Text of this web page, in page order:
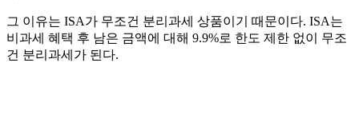
그 이유는 ISA가 무조건 분리과세 상품이기 때문이다. ISA는
비과세 혜택 후 남은 금액에 대해 9.9%로 한도 제한 없이 무조
건 분리과세가 된다.